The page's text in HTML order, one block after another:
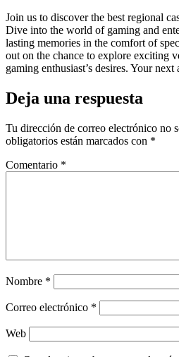
Join us to discover the best regional
Dive into the world of gaming and
lasting memories in the comfort of
out on the chance to explore exciting
gaming enthusiast’s desires. Your
Deja una respuesta
Tu dirección de correo electrónico no
obligatorios están marcados con *
Comentario *
Nombre *
Correo electrónico *
Web